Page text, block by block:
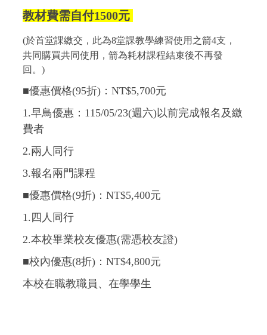
教材費需自付1500元
(於首堂課繳交，此為8堂課教學練習使用之箭4支，
共同購買共同使用，箭為耗材課程結束後不再發
回。)
■優惠價格(95折)：NT$5,700元
1.早鳥優惠：115/05/23(週六)以前完成報名及繳
費者
2.兩人同行
3.報名兩門課程
■優惠價格(9折)：NT$5,400元
1.四人同行
2.本校畢業校友優惠(需憑校友證)
■校內優惠(8折)：NT$4,800元
本校在職教職員、在學學生